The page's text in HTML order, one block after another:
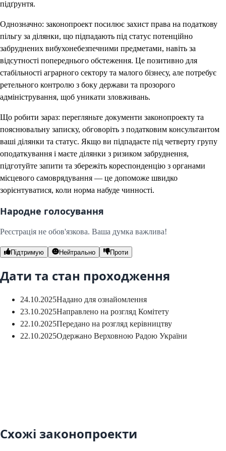
підґрунтя.
Однозначно: законопроект посилює захист права на податкову
пільгу за ділянки, що підпадають під статус потенційно
забруднених вибухонебезпечними предметами, навіть за
відсутності попереднього обстеження. Це позитивно для
стабільності аграрного сектору та малого бізнесу, але потребує
ретельного контролю з боку держави та прозорого
адміністрування, щоб уникати зловживань.
Що робити зараз: перегляньте документи законопроекту та
пояснювальну записку, обговоріть з податковим консультантом
ваші ділянки та статус. Якщо ви підпадаєте під четверту групу
оподаткування і маєте ділянки з ризиком забруднення,
підготуйте запити та збережіть кореспонденцію з органами
місцевого самоврядування — це допоможе швидко
зорієнтуватися, коли норма набуде чинності.
Народне голосування
Реєстрація не обов'язкова. Ваша думка важлива!
Підтримую Нейтрально Проти
Дати та стан проходження
24.10.2025Надано для ознайомлення
23.10.2025Направлено на розгляд Комітету
22.10.2025Передано на розгляд керівництву
22.10.2025Одержано Верховною Радою України
Схожі законопроекти